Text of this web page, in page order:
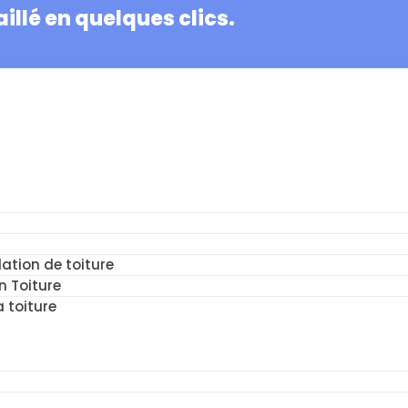
en quelques clics.
de toiture
Toiture
toiture